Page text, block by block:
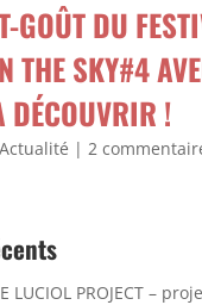
GOÛT DU
THE SKY#4
DÉCOUVRIR !
Actualité | 2
LUCIOL PROJECT –